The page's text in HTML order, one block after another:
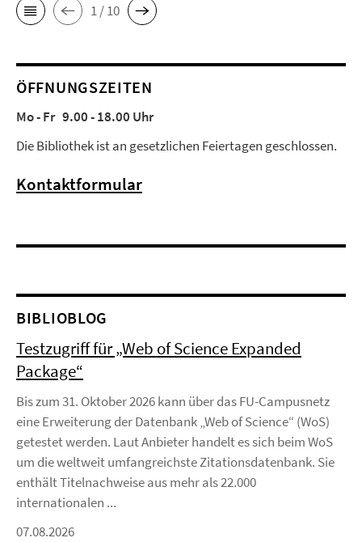
1 / 10
ÖFFNUNGSZEITEN
Mo - Fr 9.00 - 18.00 Uhr
Die Bibliothek ist an gesetzlichen Feiertagen geschlossen.
Kontaktformular
BIBLIOBLOG
Testzugriff für „Web of Science Expanded
Package“
Bis zum 31. Oktober 2026 kann über das FU-Campusnetz
eine Erweiterung der Datenbank „Web of Science“ (WoS)
getestet werden. Laut Anbieter handelt es sich beim WoS
um die weltweit umfangreichste Zitationsdatenbank. Sie
enthält Titelnachweise aus mehr als 22.000
internationalen ...
07.08.2026